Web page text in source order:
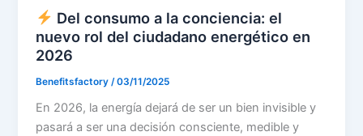
Del consumo a la conciencia: el
nuevo rol del ciudadano energético en
2026
Benefitsfactory /03/11/2025
En 2026, la energía dejará de ser un bien invisible y
pasará a ser una decisión consciente, medible y